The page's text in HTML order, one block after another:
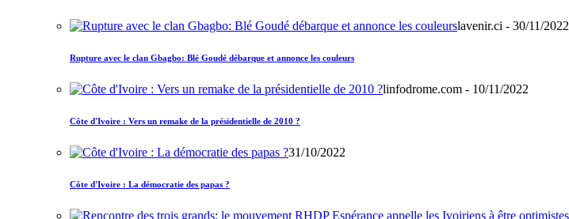
lavenir.ci - 30/11/2022
Rupture avec le clan Gbagbo: Blé Goudé débarque et annonce les couleurs
linfodrome.com - 10/11/2022
Côte d'Ivoire : Vers un remake de la présidentielle de 2010 ?
31/10/2022
Côte d'Ivoire : La démocratie des papas ?